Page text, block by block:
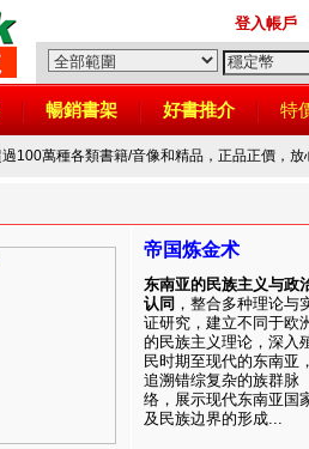
登入帳戶
暢銷書架 好書推介 特
過100萬種各類書籍/音像和精品，正品正價，
帝国炼金术
东南亚的民族主义与政
认同 ，整合多种理论与
证研究，建立不同于欧
的民族主义理论，深入
民时期至现代的东南亚
追溯错综复杂的族群脉
络，展示现代东南亚国
及民族边界的形成...